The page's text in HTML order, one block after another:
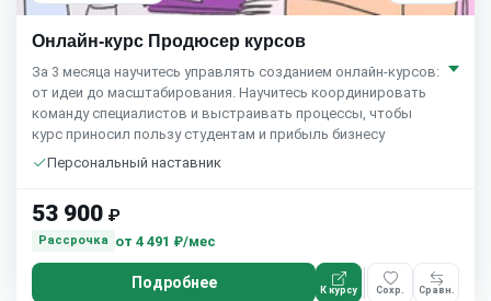
Онлайн-курс Продюсер курсов
За 3 месяца научитесь управлять созданием онлайн-курсов:
от идеи до масштабирования. Научитесь координировать
команду специалистов и выстраивать процессы, чтобы
курс приносил пользу студентам и прибыль бизнесу
Персональный наставник
53 900 ₽
Рассрочка от 4 491 ₽/мес
Подробнее К курсу Сохр. Сравн.